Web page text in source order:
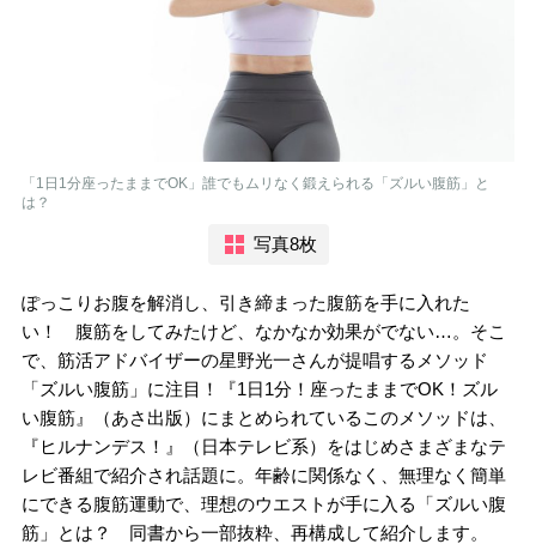
「1日1分座ったままでOK」誰でもムリなく鍛えられる「ズルい腹筋」と
は？
写真8枚
ぽっこりお腹を解消し、引き締まった腹筋を手に入れた
い！ 腹筋をしてみたけど、なかなか効果がでない…。そこ
で、筋活アドバイザーの星野光一さんが提唱するメソッド
「ズルい腹筋」に注目！『1日1分！座ったままでOK！ズル
い腹筋』（あさ出版）にまとめられているこのメソッドは、
『ヒルナンデス！』（日本テレビ系）をはじめさまざまなテ
レビ番組で紹介され話題に。年齢に関係なく、無理なく簡単
にできる腹筋運動で、理想のウエストが手に入る「ズルい腹
筋」とは？ 同書から一部抜粋、再構成して紹介します。